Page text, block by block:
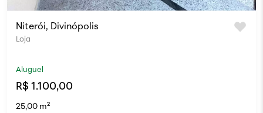
Niterói, Divinópolis
Loja
Aluguel
R$ 1.100,00
25,00 m²